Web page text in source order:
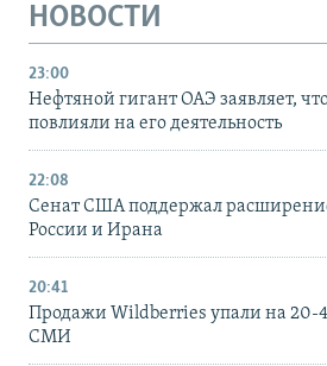
НОВОСТИ
23:00
Нефтяной гигант ОАЭ заявляет,
повлияли на его деятельность
22:08
Сенат США поддержал
России и Ирана
20:41
Продажи Wildberries упали на 20-
СМИ